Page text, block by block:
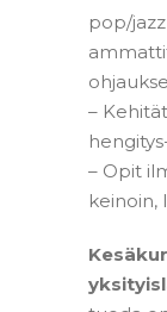
pop/
–
– Opit
keinoin,